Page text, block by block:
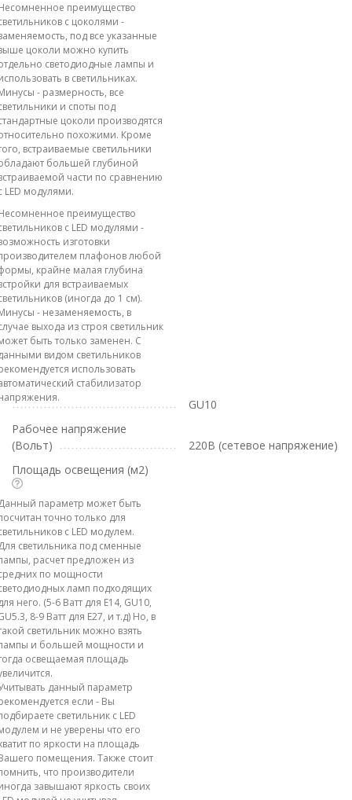
преимущество
с цоколями -
под все указанные
цоколи можно купить
светодиодные лампы и
в светильниках.
- размерность, все
и споты под
цоколи производятся
похожими. Кроме
встраиваемые светильники
большей глубиной
части по сравнению
LED модулями.
преимущество
с LED модулями -
изготовки
плафонов любой
крайне малая глубина
для встраиваемых
(иногда до 1 см).
- незаменяемость, в
выхода из строя светильник
быть только заменен. С
видом светильников
использовать
стабилизатор
GU10
Рабочее напряжение
(Вольт)
220В (сетевое напряжение)
Площадь освещения (м2)
параметр может быть
точно только для
с LED модулем.
светильника под сменные
расчет предложен из
по мощности
ламп подходящих
него. (5-6 Ватт для E14, GU10,
8-9 Ватт для E27, и т.д) Но, в
светильник можно взять
и большей мощности и
освещаемая площадь
данный параметр
если - Вы
светильник с LED
и не уверены что его
по яркости на площадь
помещения. Также стоит
что производители
завышают яркость своих